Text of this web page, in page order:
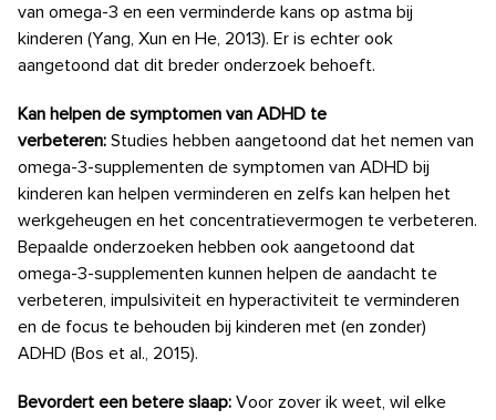
van omega-3 en een verminderde kans op astma bij
kinderen (Yang, Xun en He, 2013). Er is echter ook
aangetoond dat dit breder onderzoek behoeft.
Kan helpen de symptomen van ADHD te
verbeteren: Studies hebben aangetoond dat het nemen van
omega-3-supplementen de symptomen van ADHD bij
kinderen kan helpen verminderen en zelfs kan helpen het
werkgeheugen en het concentratievermogen te verbeteren.
Bepaalde onderzoeken hebben ook aangetoond dat
omega-3-supplementen kunnen helpen de aandacht te
verbeteren, impulsiviteit en hyperactiviteit te verminderen
en de focus te behouden bij kinderen met (en zonder)
ADHD (Bos et al., 2015).
Bevordert een betere slaap: Voor zover ik weet, wil elke